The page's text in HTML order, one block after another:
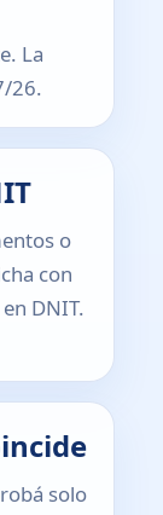
La
26.
o
con
DNIT.
solo